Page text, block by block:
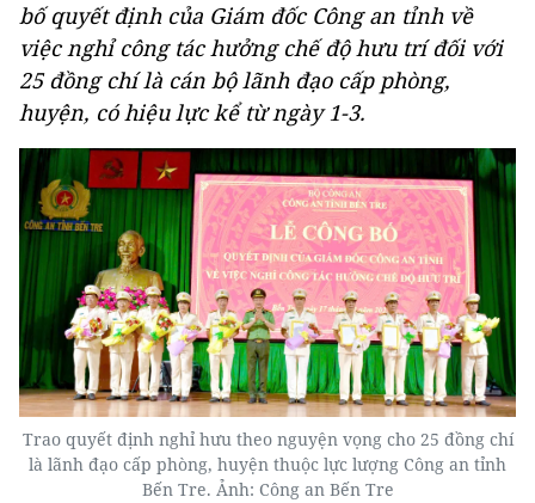
bố quyết định của Giám đốc Công an tỉnh về
việc nghỉ công tác hưởng chế độ hưu trí đối với
25 đồng chí là cán bộ lãnh đạo cấp phòng,
huyện, có hiệu lực kể từ ngày 1-3.
Trao quyết định nghỉ hưu theo nguyện vọng cho 25 đồng chí
là lãnh đạo cấp phòng, huyện thuộc lực lượng Công an tỉnh
Bến Tre. Ảnh: Công an Bến Tre